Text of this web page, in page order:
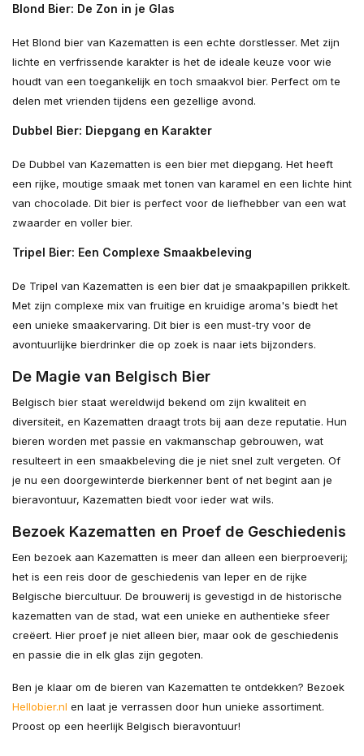
Blond Bier: De Zon in je Glas
Het Blond bier van Kazematten is een echte dorstlesser. Met zijn
lichte en verfrissende karakter is het de ideale keuze voor wie
houdt van een toegankelijk en toch smaakvol bier. Perfect om te
delen met vrienden tijdens een gezellige avond.
Dubbel Bier: Diepgang en Karakter
De Dubbel van Kazematten is een bier met diepgang. Het heeft
een rijke, moutige smaak met tonen van karamel en een lichte hint
van chocolade. Dit bier is perfect voor de liefhebber van een wat
zwaarder en voller bier.
Tripel Bier: Een Complexe Smaakbeleving
De Tripel van Kazematten is een bier dat je smaakpapillen prikkelt.
Met zijn complexe mix van fruitige en kruidige aroma's biedt het
een unieke smaakervaring. Dit bier is een must-try voor de
avontuurlijke bierdrinker die op zoek is naar iets bijzonders.
De Magie van Belgisch Bier
Belgisch bier staat wereldwijd bekend om zijn kwaliteit en
diversiteit, en Kazematten draagt trots bij aan deze reputatie. Hun
bieren worden met passie en vakmanschap gebrouwen, wat
resulteert in een smaakbeleving die je niet snel zult vergeten. Of
je nu een doorgewinterde bierkenner bent of net begint aan je
bieravontuur, Kazematten biedt voor ieder wat wils.
Bezoek Kazematten en Proef de Geschiedenis
Een bezoek aan Kazematten is meer dan alleen een bierproeverij;
het is een reis door de geschiedenis van Ieper en de rijke
Belgische biercultuur. De brouwerij is gevestigd in de historische
kazematten van de stad, wat een unieke en authentieke sfeer
creëert. Hier proef je niet alleen bier, maar ook de geschiedenis
en passie die in elk glas zijn gegoten.
Ben je klaar om de bieren van Kazematten te ontdekken? Bezoek
Hellobier.nl en laat je verrassen door hun unieke assortiment.
Proost op een heerlijk Belgisch bieravontuur!